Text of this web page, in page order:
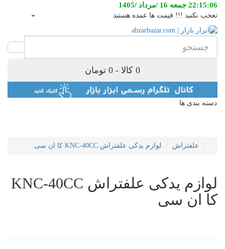
22:15:06 جمعه 16 /مرداد /1405
تعجب نکنید !!! قیمت ها عمده هستند
0 کالا - 0 تومان
دسته بندی ها
علفتراش لوازم یدکی علفتراش KNC-40CC کا ان سی
لوازم یدکی علفتراش KNC-40CC
کا ان سی